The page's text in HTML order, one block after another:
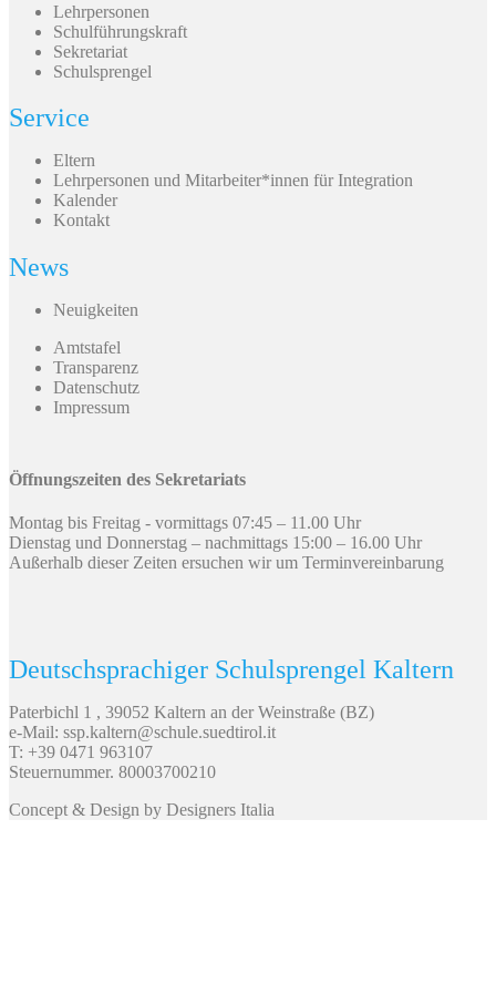
Lehrpersonen
Schulführungskraft
Sekretariat
Schulsprengel
Service
Eltern
Lehrpersonen und Mitarbeiter*innen für Integration
Kalender
Kontakt
News
Neuigkeiten
Amtstafel
Transparenz
Datenschutz
Impressum
Öffnungszeiten des Sekretariats
Montag bis Freitag - vormittags 07:45 – 11.00 Uhr
Dienstag und Donnerstag – nachmittags 15:00 – 16.00 Uhr
Außerhalb dieser Zeiten ersuchen wir um Terminvereinbarung
Deutschsprachiger Schulsprengel Kaltern
Paterbichl 1 , 39052 Kaltern an der Weinstraße (BZ)
e-Mail: ssp.kaltern@schule.suedtirol.it
T: +39 0471 963107
Steuernummer. 80003700210
Concept & Design by Designers Italia